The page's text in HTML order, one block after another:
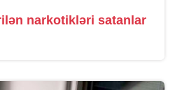
narkotikləri satanlar